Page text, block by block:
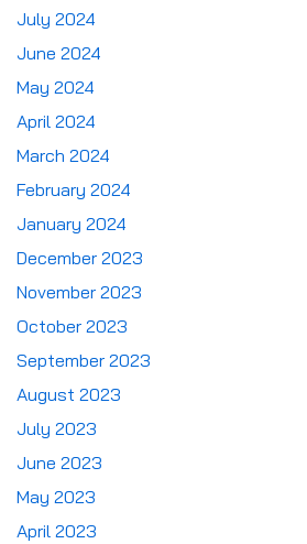
July 2024
June 2024
May 2024
April 2024
March 2024
February 2024
January 2024
December 2023
November 2023
October 2023
September 2023
August 2023
July 2023
June 2023
May 2023
April 2023